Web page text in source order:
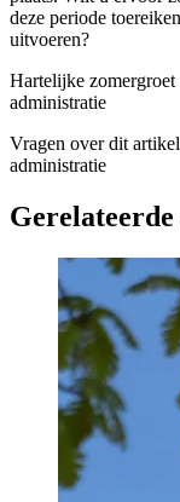
deze periode
uitvoeren?
Hartelijke zomergroet
administratie
Vragen over dit
administratie